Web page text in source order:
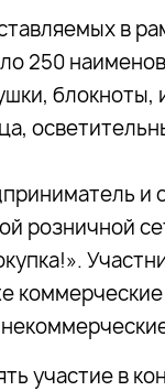
в
250
блокноты,
и
розничной
участие в